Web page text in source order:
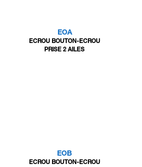
EOA
ECROU BOUTON-ECROU
PRISE 2 AILES
EOB
ECROU BOUTON-ECROU